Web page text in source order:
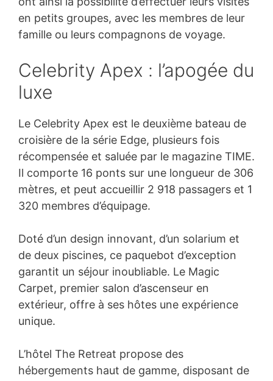
en petits groupes, avec les membres de leur
famille ou leurs compagnons de voyage.
Celebrity Apex : l’apogée du
luxe
Le Celebrity Apex est le deuxième bateau de
croisière de la série Edge, plusieurs fois
récompensée et saluée par le magazine TIME.
Il comporte 16 ponts sur une longueur de 306
mètres, et peut accueillir 2 918 passagers et 1
320 membres d’équipage.
Doté d’un design innovant, d’un solarium et
de deux piscines, ce paquebot d’exception
garantit un séjour inoubliable. Le Magic
Carpet, premier salon d’ascenseur en
extérieur, offre à ses hôtes une expérience
unique.
L’hôtel The Retreat propose des
hébergements haut de gamme, disposant de